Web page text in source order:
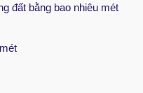
đất bằng bao nhiêu mét